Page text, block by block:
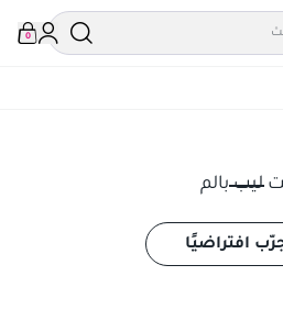
0
ليب بالم
بالم
افتراضيًا